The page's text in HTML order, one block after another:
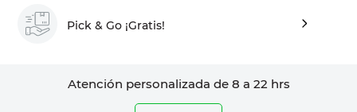
Pick & Go ¡Gratis!
Atención personalizada de 8 a 22 hrs